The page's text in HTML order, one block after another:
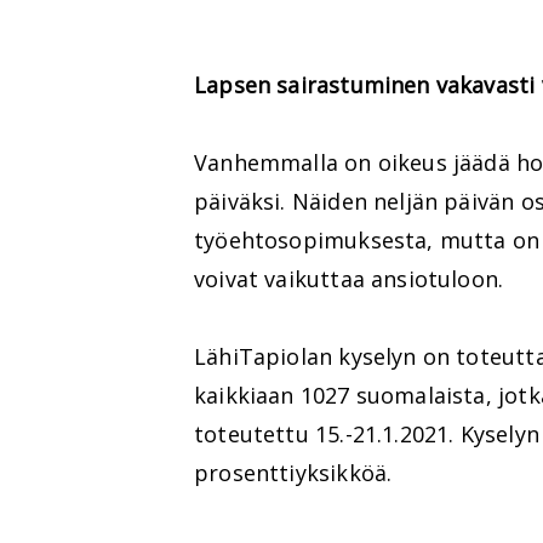
Lapsen sairastuminen
Vanhemmalla on oikeus jäädä
päiväksi. Näiden neljän päivän
työehtosopimuksesta, mutta
voivat vaikuttaa ansiotuloon.
LähiTapiolan kyselyn on
kaikkiaan 1027 suomalaista,
toteutettu 15.-21.1.2021.
prosenttiyksikköä.